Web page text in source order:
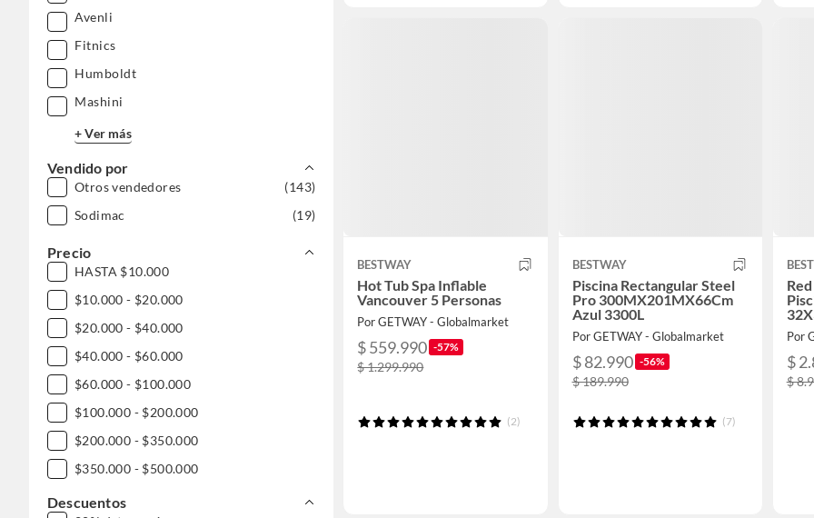
Avenli
Fitnics
Humboldt
Mashini
+ Ver más
Vendido por
Otros vendedores
(143)
Sodimac
(19)
Precio
HASTA $10.000
$10.000 - $20.000
$20.000 - $40.000
$40.000 - $60.000
$60.000 - $100.000
$100.000 - $200.000
$200.000 - $350.000
$350.000 - $500.000
$500.000 - $1.000.000
Descuentos
BESTWAY
Hot Tub Spa Inflable
Vancouver 5 Personas
Por GETWAY - Globalmarket
$ 559.990 -57%
$ 1.299.990
(2)
BESTWAY
Piscina Rectangular Steel
Pro 300MX201MX66Cm
Azul 3300L
Por GETWAY - Globalmarket
$ 82.990 -56%
$ 189.990
(7)
Por
$
$